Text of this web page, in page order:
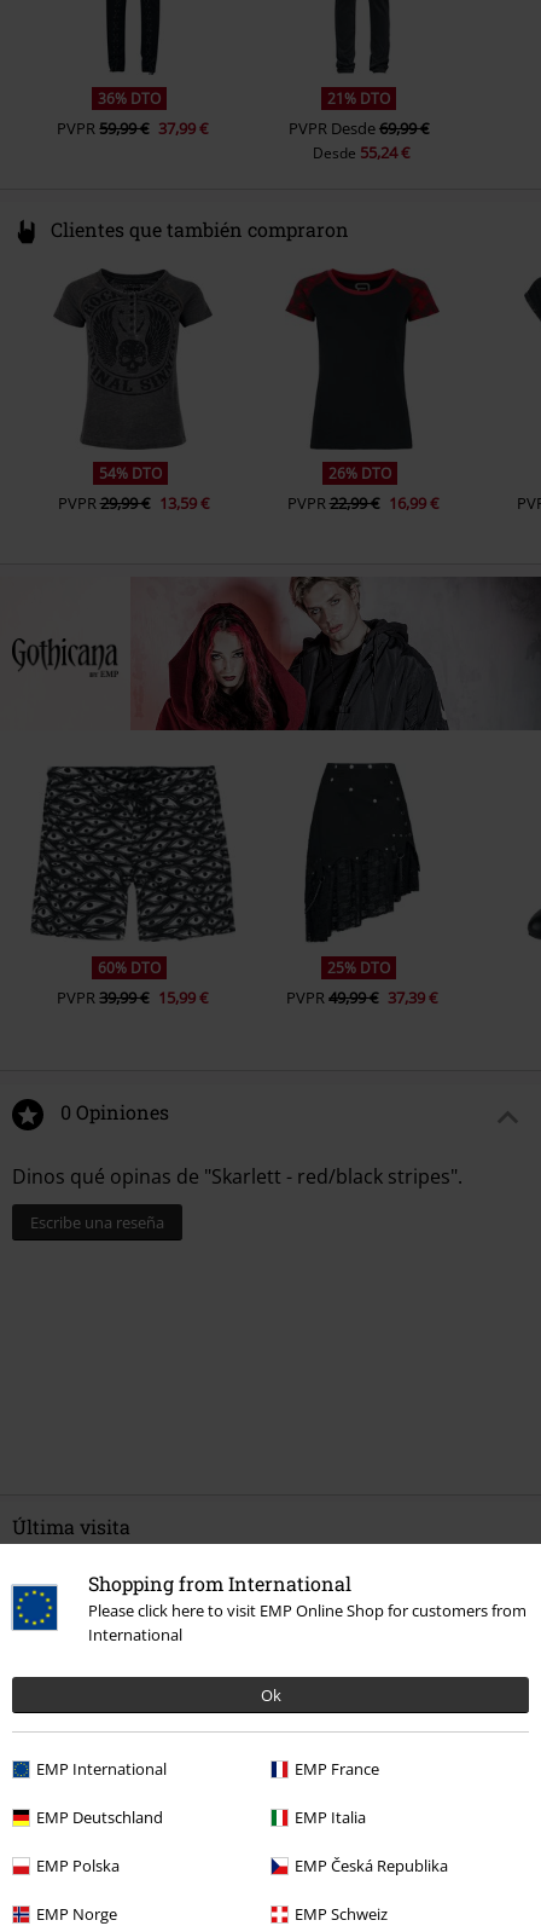
Shopping from International
Please click here to visit EMP Online Shop for customers from
International
Ok
EMP International EMP France
EMP Deutschland EMP Italia
EMP Polska EMP Česká Republika
EMP Norge EMP Schweiz
36% DTO
PVPR59,99 € 37,99 €
21% DTO
PVPR Desde69,99 €
Desde 55,24 €
Clientes que también compraron
54% DTO
PVPR29,99 € 13,59 €
26% DTO
PVPR22,99 € 16,99 €
60% DTO
PVPR39,99 € 15,99 €
25% DTO
PVPR49,99 € 37,39 €
0 Opiniones
Dinos qué opinas de "Skarlett - red/black stripes".
Escribe una reseña
Última visita
34% DTO